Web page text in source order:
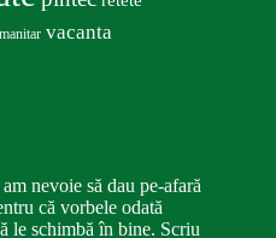
vacanta
nevoie să dau pe-afară
că vorbele odată
le schimbă în bine. Scriu